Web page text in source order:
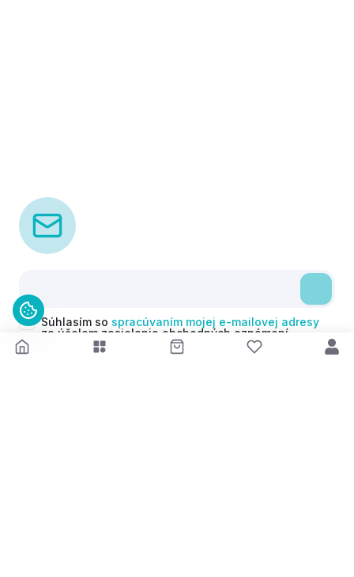
Súhlasím so spracúvaním mojej e-mailovej adresy
za účelom zasielania obchodných oznámení
(newsletterov) v súlade s čl. 6 ods. 1 písm. a)
Nariadenia GDPR. Svoj súhlas môžem kedykoľvek